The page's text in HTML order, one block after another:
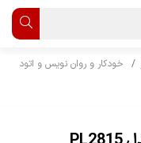
خودکار و روان نویس و اتود